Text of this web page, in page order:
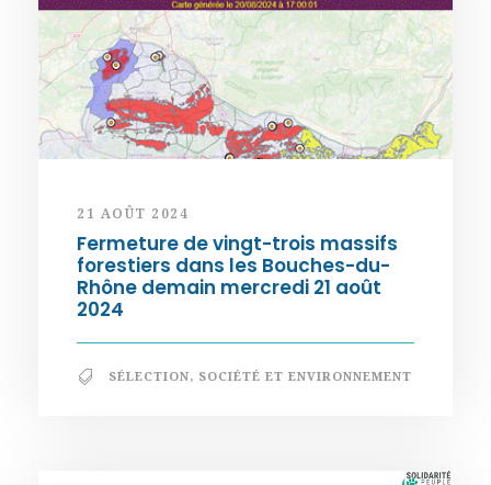
21 AOÛT 2024
Fermeture de vingt-trois massifs
forestiers dans les Bouches-du-
Rhône demain mercredi 21 août
2024
SÉLECTION, SOCIÉTÉ ET ENVIRONNEMENT